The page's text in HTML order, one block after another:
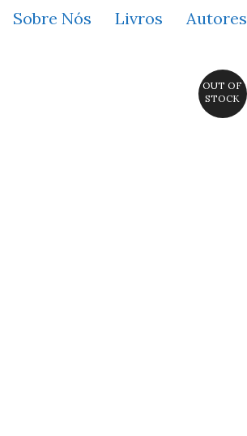
Sobre Nós Livros Autores
OUT OF
STOCK